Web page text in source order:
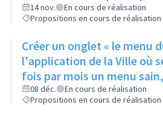
Contrat de Ville
14 nov.
En cours de réalisation
Propositions en cours de réalisation
Créer un onglet « le menu
l'application de la Ville où
fois par mois un menu
08 déc.
En cours de réalisation
Propositions en cours de réalisation